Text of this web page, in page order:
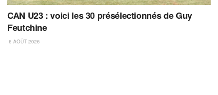
CAN U23 : voici les 30 présélectionnés de Guy
Feutchine
6 AOÛT 2026